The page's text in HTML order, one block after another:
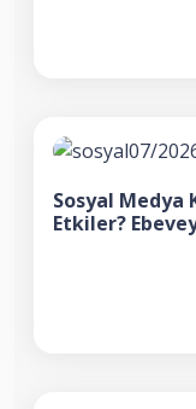
Sosyal Medya
Etkiler?